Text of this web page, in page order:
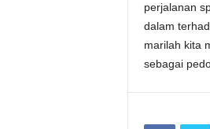
perjalanan
dalam
marilah kita
sebagai